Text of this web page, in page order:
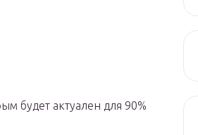
будет актуален для 90%